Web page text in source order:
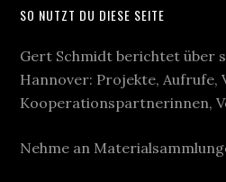
SO NUTZT DU DIESE SEITE
Gert Schmidt berichtet über
Hannover: Projekte, Aufrufe,
Kooperationspartnerinnen,
Nehme an